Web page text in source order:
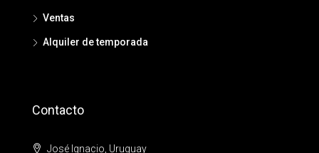
Ventas
Alquiler de temporada
Contacto
José Ignacio, Uruguay